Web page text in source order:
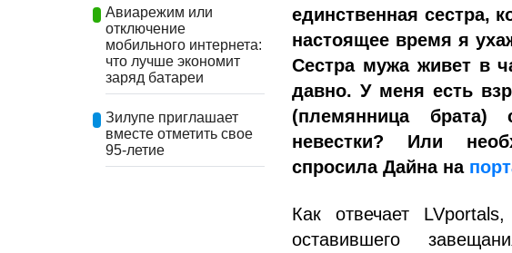
Авиарежим или
отключение
мобильного интернета:
что лучше экономит
заряд батареи
Зилупе приглашает
вместе отметить свое
95-летие
единственная сестра,
настоящее время я
Сестра мужа живет в
давно. У меня есть
(племянница брата)
невестки? Или
спросила Дайна на
Как отвечает
оставившего